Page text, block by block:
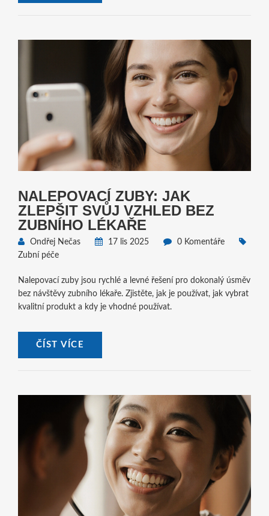
NALEPOVACÍ ZUBY: JAK
ZLEPŠIT SVŮJ VZHLED BEZ
ZUBNÍHO LÉKAŘE
Ondřej Nečas 17 lis 2025
0 Komentáře
Zubní péče
Nalepovací zuby jsou rychlé a levné řešení pro dokonalý úsměv
bez návštěvy zubního lékaře. Zjistěte, jak je používat, jak vybrat
kvalitní produkt a kdy je vhodné používat.
ČÍST VÍCE